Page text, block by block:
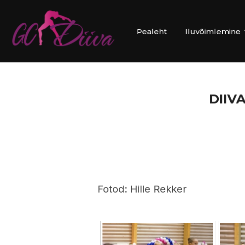
content
Pealeht Iluvõimlemine
Fotod: Hille Rekker